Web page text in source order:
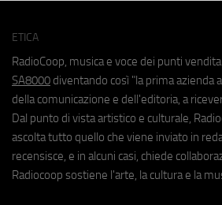
ETICA
RadioCoop, musica e voce dei punti
SA8000 diventando così "la prima azienda
della comunicazione e dell'editoria, a
Dal punto di vista artistico e culturale,
ascolta tutto quello che viene inviato in
recensisce, e in alcuni casi, chiede
Radiocoop sostiene l'arte, la cultura e la